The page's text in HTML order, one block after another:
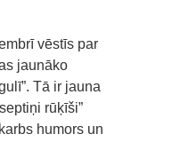
vēstīs par
jaunāko
Tā ir jauna
rūķīši”
humors un